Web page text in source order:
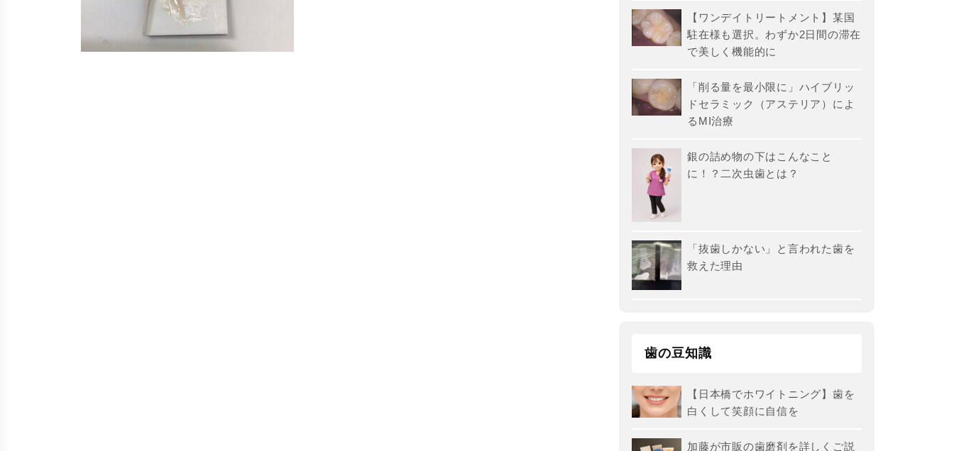
【ワンデイトリートメント】某国
駐在様も選択。わずか2日間の滞在
で美しく機能的に
「削る量を最小限に」ハイブリッ
ドセラミック（アステリア）によ
るMI治療
銀の詰め物の下はこんなこと
に！？二次虫歯とは？
「抜歯しかない」と言われた歯を
救えた理由
歯の豆知識
【日本橋でホワイトニング】歯を
白くして笑顔に自信を
加藤が市販の歯磨剤を詳しくご説